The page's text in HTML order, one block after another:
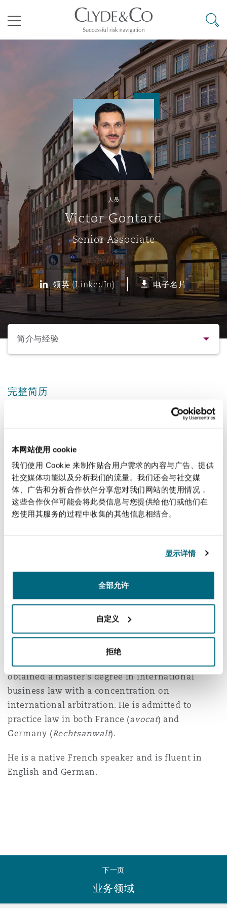
本网站使用 cookie
我们使用 Cookie 来制作贴合用户需求的内容与广告、提供
社交媒体功能以及分析我们的流量。我们还会与社交媒
体、广告和分析合作伙伴分享您对我们网站的使用情况，
这些合作伙伴可能会将此类信息与您提供给他们或他们在
您使用其服务的过程中收集的其他信息相结合。
显示详情
全部允许
自定义
拒绝
Business Jets
Carrier Liability
Commerical Dispute
Debt Recovery
Emergency Response & Crisis
Management
Finance & Leasing
Non-Contentious
Regulatory
Satellite & Space
商业
公司
企业、商业与合规保险
数据保护与隐私权
劳动、养老金和移民n
金融
议解决
Commercial Arbitration
Commercial Disputes
Commercial Litigation
源、海洋与贸易
Energy & Natural Resources
Marine
Trade & Commodities
险和再保险
Bermuda Form
Casualty
Corporate, Commercial &
Insurance
Cyber Risk
Employers' & Public Liability
Employment Practices
Insurance Coverage
Product Liability & Recall
Property
Reinsurance
Specialty
目和建筑工程
Construction Disputes
环境保护法
基础设施
PPP/PFI
Public Procurement
房地产
管法规与调查
Anti-Bribery & Corruption
Compliance
External Investigations
Financial Services
Fraud & White-Collar Crime
Internal Investigations
& Co Newton - 解锁智能索赔新模式
议融资
Eco Audit
累斯萨拉姆
翰内斯堡
罗比 – 联营办公室
里斯班
庆
港
隆坡 – 联营办公室
尔本
海
加坡
约热内卢
地亚哥 – 联营办公室
保罗
哈
拜
达
雅得
尔加里
加哥
拉斯
佛
萨斯城
阿密
特利尔
尼克斯
藩市
伦多
明翰
里斯托尔
里
柏林（圣史蒂芬绿地大厦）
塞尔多夫
尔福德
堡
德里
彻斯特，新贝利广场2号
兰
目录
其礼律所事务所
搜寻
人员
Victor Gontard
Senior Associate
领英 (LinkedIn) 电子名片
选择所需部分
简介与经验
法律解析
完整简历
Victor is a Senior Associate focusing on
law. He regularly works on matters involving
regulation, domestic and international corporate
law matters and cross-border transactions. He
also advises clients as part of complex cross-
border arbitration proceedings.
Hamburg office of a global law firm for more
traineeship in the Paris and Munich offices of
Victor graduated from the EDHEC Business
School with a master’s degree in management
and a LL.M. in Tax and Law before studying law
at the Aix-Marseille University, where he
obtained a master’s degree in international
business law with a concentration on
international arbitration. He is admitted to
practice law in both France (avocat) and
Germany (Rechtsanwalt).
He is a native French speaker and is fluent in
English and German.
下一页
业务领域